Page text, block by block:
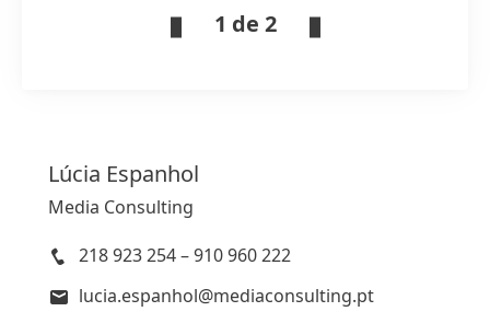
1 de 2
Lúcia Espanhol
Media Consulting
218 923 254 – 910 960 222
lucia.espanhol@mediaconsulting.pt